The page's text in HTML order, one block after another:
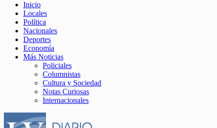
Inicio
Locales
Política
Nacionales
Deportes
Economía
Más Noticias
Policiales
Columnistas
Cultura y Sociedad
Notas Curiosas
Internacionales